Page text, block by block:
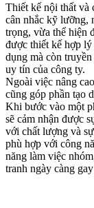
Thiết kế nội thất và
cân nhắc kỹ lưỡng,
trọng, vừa thể hiện
được thiết kế hợp
dụng mà còn
uy tín của công ty.
Ngoài việc nâng
cũng góp phần tạo
Khi bước vào một
sẽ cảm nhận được
với chất lượng và
phù hợp với công
năng làm việc
tranh ngày càng